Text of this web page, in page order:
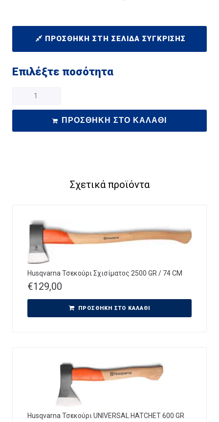
ΠΡΟΣΘΉΚΗ ΣΤΗ ΣΕΛΊΔΑ ΣΎΓΚΡΙΣΗΣ
Επιλέξτε ποσότητα
ΠΡΟΣΘΉΚΗ ΣΤΟ ΚΑΛΆΘΙ
Σχετικά προϊόντα
Husqvarna Τσεκούρι Σχισίματος 2500 GR / 74 CM
€129,00
ΠΡΟΣΘΉΚΗ ΣΤΟ ΚΑΛΆΘΙ
Husqvarna Τσεκούρι UNIVERSAL HATCHET 600 GR